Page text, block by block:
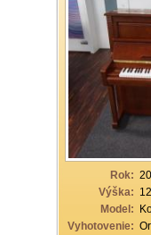
Rok:
Výška:
Model:
Vyhotovenie: